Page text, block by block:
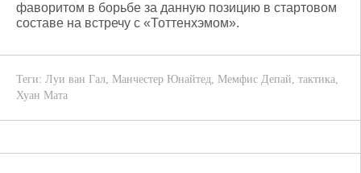
фаворитом в борьбе за данную позицию в стартовом
составе на встречу с «Тоттенхэмом».
Теги: Луи ван Гал, Манчестер Юнайтед, Мемфис Депай, тактика,
Хуан Мата